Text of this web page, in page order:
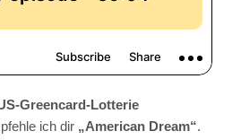
Greencard-Lotterie
ich dir „American Dream“.